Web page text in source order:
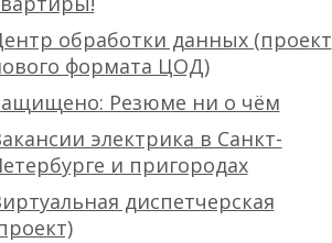
обработки данных (проект
формата ЦОД)
Резюме ни о чём
электрика в Санкт-
и пригородах
диспетчерская